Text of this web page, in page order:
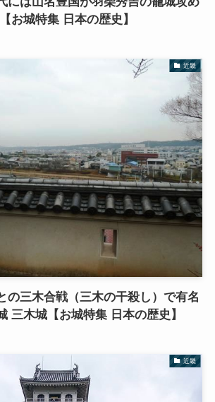
お城特集 日本の歴史】
近畿
の三木合戦（三木の干殺し）で有名
三木城【お城特集 日本の歴史】
近畿